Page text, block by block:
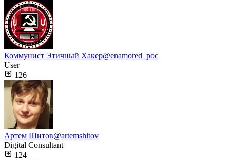
Коммунист Этичный Хакер@enamored_poc
User
126
Артем Шитов@artemshitov
Digital Consultant
124